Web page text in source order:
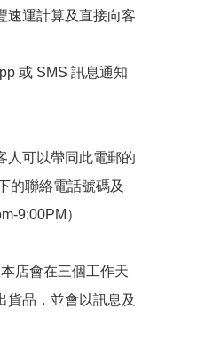
速運計算及直接向客
或 SMS 訊息通知
人可以帶同此電郵的
的聯絡電話號碼及
9:00PM）
店會在三個工作天
貨品，並會以訊息及